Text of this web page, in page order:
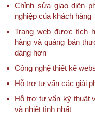
Chỉnh sửa giao diện
nghiệp của khách hàng
Trang web được tích
hàng và quảng bán
dàng hơn
Công nghệ thiết kế
Hỗ trợ tư vấn các giải
Hỗ trợ tư vấn kỹ thuật
và nhiệt tình nhất